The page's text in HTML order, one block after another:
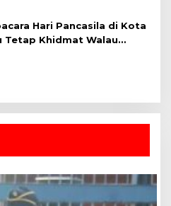
Hari Pancasila di Kota
Tetap Khidmat Walau